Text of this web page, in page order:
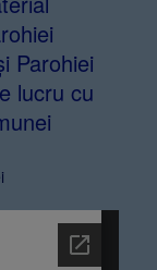
Parohiei
lucru cu